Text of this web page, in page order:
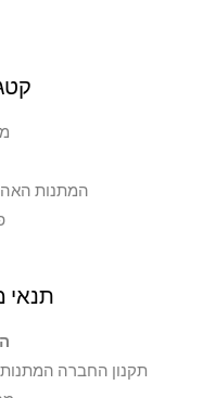
המתנות האהובות
תנאי
תקנון החברה